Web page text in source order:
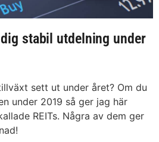
stabil utdelning under
sett ut under året? Om du
under 2019 så ger jag här
REITs. Några av dem ger